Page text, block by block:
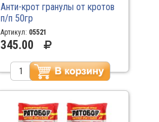
Анти-крот гранулы от кротов
п/п 50гр
Артикул: 05521
345.00